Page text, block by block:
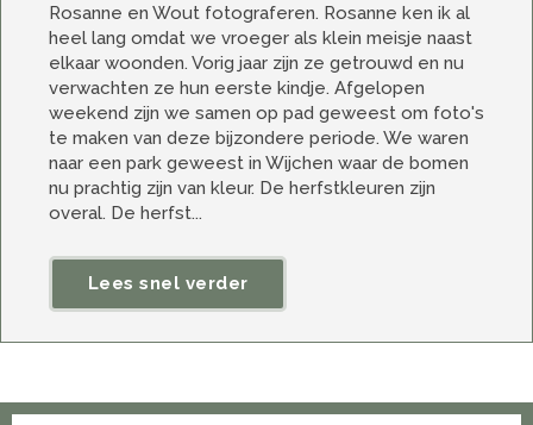
Rosanne en Wout fotograferen. Rosanne ken ik al
heel lang omdat we vroeger als klein meisje naast
elkaar woonden. Vorig jaar zijn ze getrouwd en nu
verwachten ze hun eerste kindje. Afgelopen
weekend zijn we samen op pad geweest om foto's
te maken van deze bijzondere periode. We waren
naar een park geweest in Wijchen waar de bomen
nu prachtig zijn van kleur. De herfstkleuren zijn
overal. De herfst...
Lees snel verder